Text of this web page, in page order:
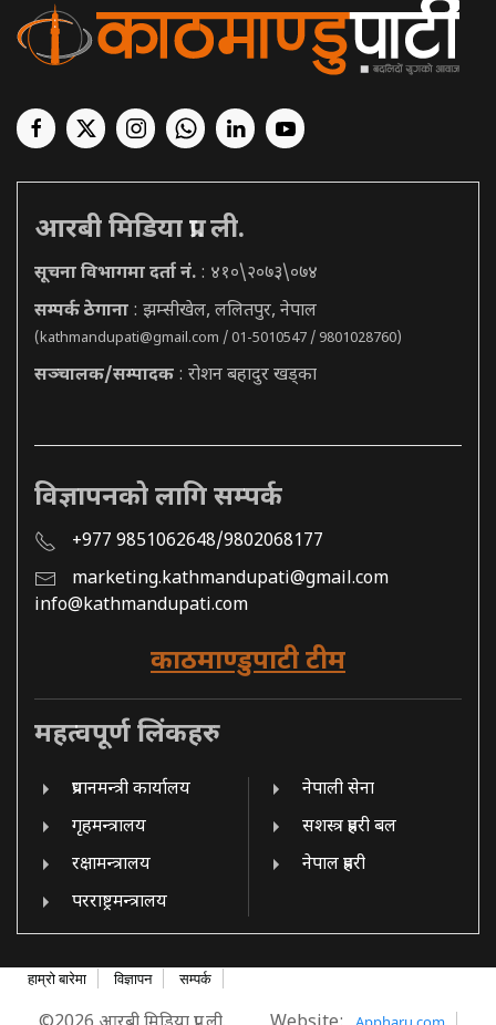
आरबी मिडिया प्रा. ली.
सूचना विभागमा दर्ता नं. : ४१०\२०७३\०७४
सम्पर्क ठेगाना : झम्सीखेल, ललितपुर, नेपाल
(kathmandupati@gmail.com / 01-5010547 / 9801028760)
सञ्चालक/सम्पादक : रोशन बहादुर खड्का
विज्ञापनको लागि सम्पर्क
+977 9851062648/9802068177
marketing.kathmandupati@gmail.com
info@kathmandupati.com
काठमाण्डुपाटी टीम
महत्वपूर्ण लिंकहरु
प्रधानमन्त्री कार्यालय
गृहमन्त्रालय
रक्षामन्त्रालय
परराष्ट्रमन्त्रालय
नेपाली सेना
सशस्त्र प्रहरी बल
नेपाल प्रहरी
हाम्रो बारेमा विज्ञापन सम्पर्क